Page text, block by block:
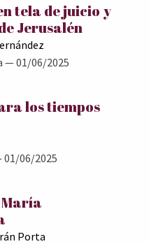
tela de juicio y
Jerusalén
— 01/06/2025
los tiempos
06/2025
Porta